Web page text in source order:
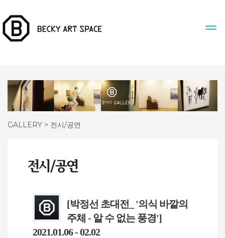
GALLERY > 전시/공연
[박정선 초대전_ '의식 바깥의
주체 - 알 수 없는 풍경']
2021.01.06 - 02.02